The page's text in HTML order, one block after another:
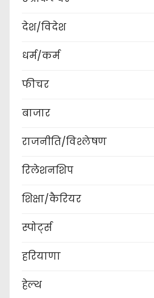
देश/विदेश
धर्म/कर्म
फीचर
बाजार
राजनीति/विश्लेषण
रिलेशनशिप
शिक्षा/कैरियर
स्पोर्ट्स
हरियाणा
हेल्थ